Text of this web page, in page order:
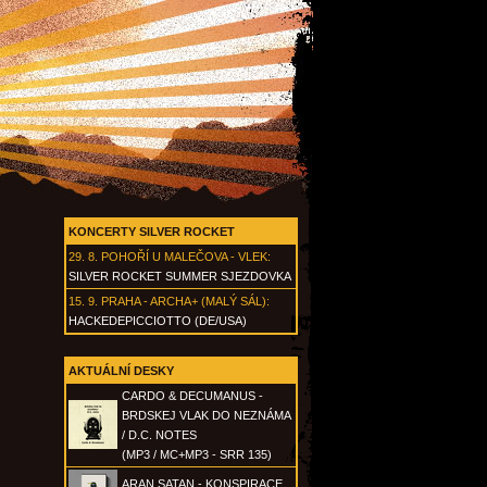
KONCERTY SILVER ROCKET
29. 8. POHOŘÍ U MALEČOVA - VLEK:
SILVER ROCKET SUMMER SJEZDOVKA
15. 9. PRAHA - ARCHA+ (MALÝ SÁL):
HACKEDEPICCIOTTO (DE/USA)
AKTUÁLNÍ DESKY
CARDO & DECUMANUS -
BRDSKEJ VLAK DO NEZNÁMA
/ D.C. NOTES
(MP3 / MC+MP3 - SRR 135)
ARAN SATAN - KONSPIRACE